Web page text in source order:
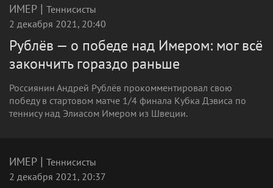
ИМЕР | Теннисисты
2 декабря 2021, 20:40
Рублёв — о победе над Имером: мог всё
закончить гораздо раньше
Россиянин Андрей Рублёв прокомментировал свою
победу в стартовом матче 1/4 финала Кубка Дэвиса по
теннису над Элиасом Имером из Швеции.
ИМЕР | Теннисисты
2 декабря 2021, 20:37